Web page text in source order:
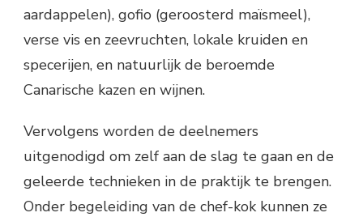
aardappelen), gofio (geroosterd maïsmeel),
verse vis en zeevruchten, lokale kruiden en
specerijen, en natuurlijk de beroemde
Canarische kazen en wijnen.
Vervolgens worden de deelnemers
uitgenodigd om zelf aan de slag te gaan en de
geleerde technieken in de praktijk te brengen.
Onder begeleiding van de chef-kok kunnen ze